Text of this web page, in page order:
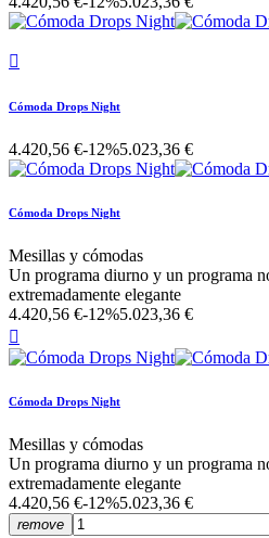

Cómoda Drops Night
4.420,56 €-12%5.023,36 €
Cómoda Drops Night
Mesillas y cómodas
Un programa diurno y un programa
extremadamente elegante
4.420,56 €-12%5.023,36 €

Cómoda Drops Night
Mesillas y cómodas
Un programa diurno y un programa
extremadamente elegante
4.420,56 €-12%5.023,36 €
remove